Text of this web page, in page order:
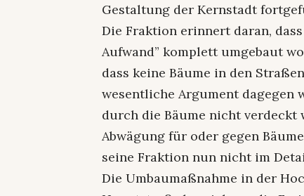
Gestaltung der Kernstadt
Die Fraktion erinnert daran,
Aufwand” komplett umgebaut
dass keine Bäume in den
wesentliche Argument dagegen
durch die Bäume nicht verdeckt
Abwägung für oder gegen
seine Fraktion nun nicht im
Die Umbaumaßnahme in der